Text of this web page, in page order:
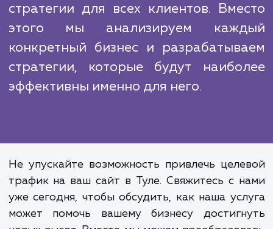
множеством конкурентов. Однако,
преимущество в том, что мы
индивидуализированный подход к
клиенту и сосредотачиваемся на
качественного целевого трафика.
Это ключевая идея, которую
усвоили за годы работы в области
Мы не используем